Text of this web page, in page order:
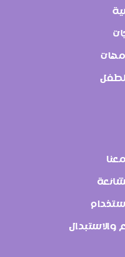
والاستبدال